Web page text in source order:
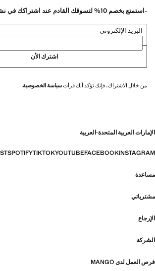
-استمتع بخصم 10% لتسوقك القادم عند اشتراكك في نشرتنا الاخبارية
البريد الإلكتروني
اشترك الأن
من خلال الاشتراك، فإنك تؤكد أنك قرأتسياسة الخصوصية.
الإمارات العربية المتحدة·العربية
INSTAGRAM
FACEBOOK
YOUTUBE
TIKTOK
SPOTIFY
مساعدة
مشترياتي
الإرجاع
الشركة
فرص العمل لدى MANGO